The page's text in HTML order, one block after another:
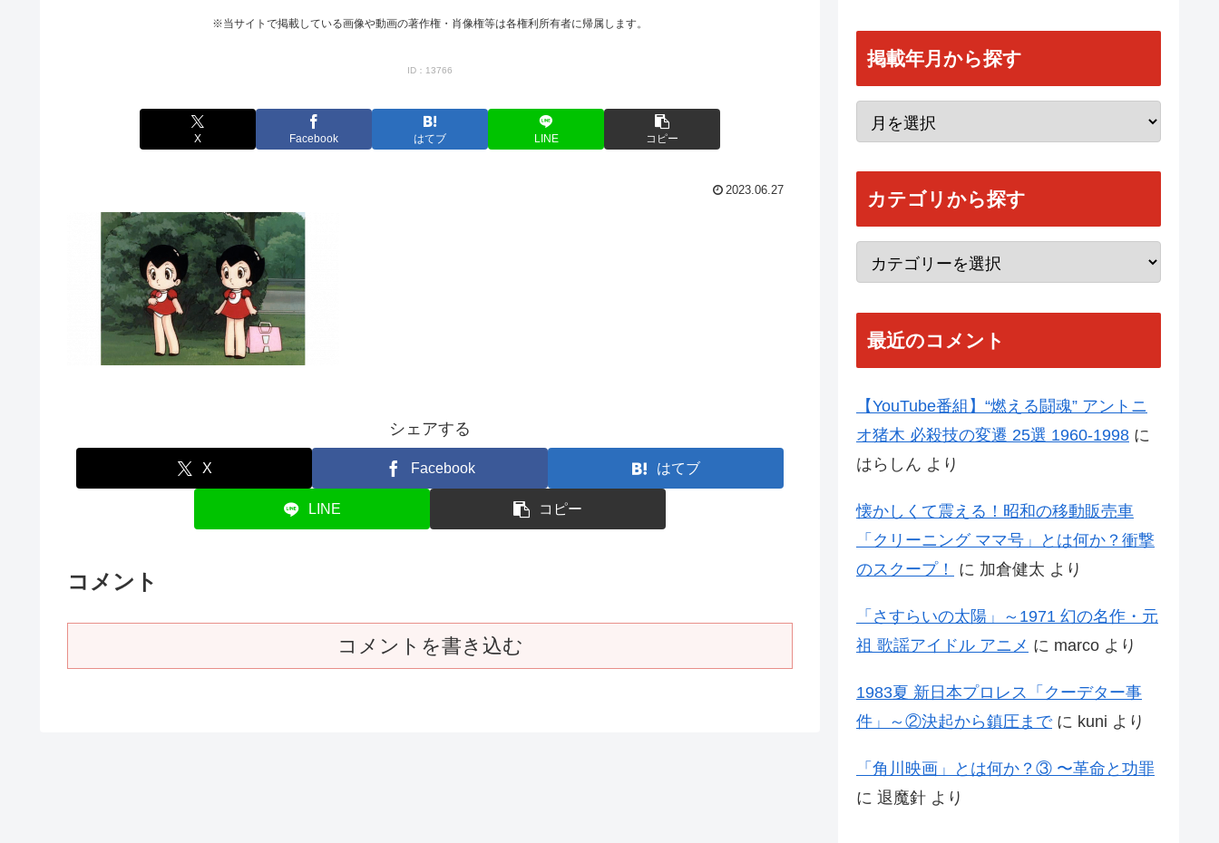
※当サイトで掲載している画像や動画の著作権・肖像権等は各権利所有者に帰属します。
ID：13766
X Facebook はてブ LINE コピー
2023.06.27
シェアする
X Facebook はてブ
LINE コピー
コメント
コメントを書き込む
掲載年月から探す
カテゴリから探す
最近のコメント
【YouTube番組】“燃える闘魂” アントニ
オ猪木 必殺技の変遷 25選 1960-1998 に
はらしん より
懐かしくて震える！昭和の移動販売車
「クリーニング ママ号」とは何か？衝撃
のスクープ！
に 加倉健太 より
「さすらいの太陽」～1971 幻の名作・元
祖 歌謡アイドル アニメ に marco より
1983夏 新日本プロレス「クーデター事
件」～②決起から鎮圧までに kuni より
「角川映画」とは何か？③ 〜革命と功罪
に 退魔針 より